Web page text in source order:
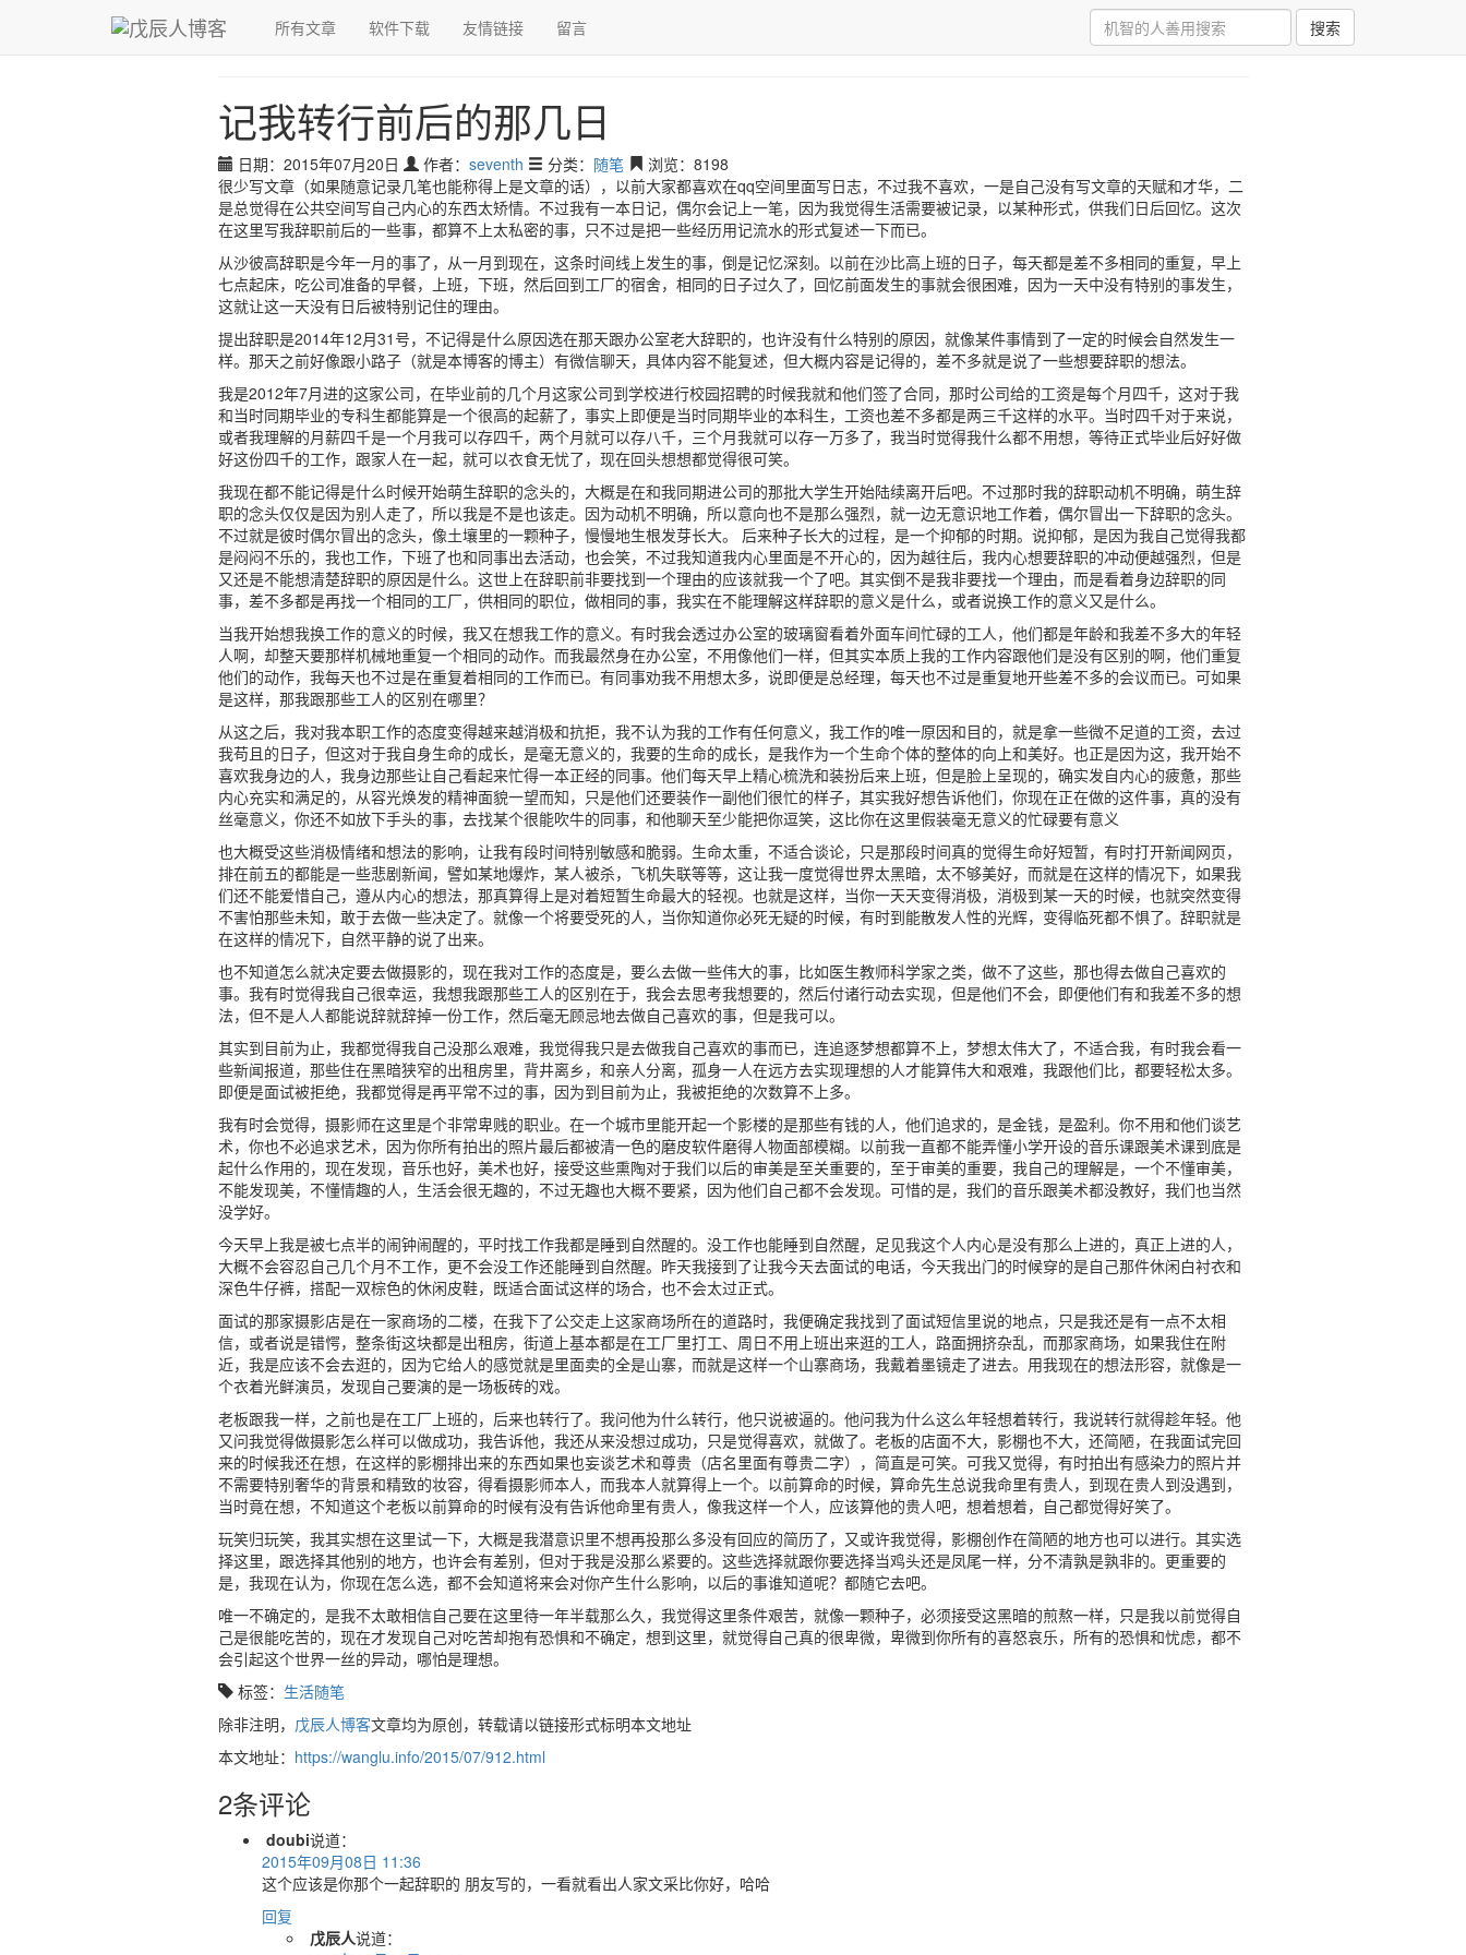
所有文章 软件下载 友情链接 留言 搜索
青，取之于蓝而青于蓝；冰，水为之而寒于水。
记我转行前后的那几日
日期：2015年07月20日 作者： seventh 分类： 随笔
浏览：8198
很少写文章（如果随意记录几笔也能称得上是文章的话），以前大家都喜欢在qq空间里面写日志，不过我不喜欢，一是自己没有写文章的天赋和才华，二
是总觉得在公共空间写自己内心的东西太矫情。不过我有一本日记，偶尔会记上一笔，因为我觉得生活需要被记录，以某种形式，供我们日后回忆。这次
在这里写我辞职前后的一些事，都算不上太私密的事，只不过是把一些经历用记流水的形式复述一下而已。
从沙彼高辞职是今年一月的事了，从一月到现在，这条时间线上发生的事，倒是记忆深刻。以前在沙比高上班的日子，每天都是差不多相同的重复，早上
七点起床，吃公司准备的早餐，上班，下班，然后回到工厂的宿舍，相同的日子过久了，回忆前面发生的事就会很困难，因为一天中没有特别的事发生，
这就让这一天没有日后被特别记住的理由。
提出辞职是2014年12月31号，不记得是什么原因选在那天跟办公室老大辞职的，也许没有什么特别的原因，就像某件事情到了一定的时候会自然发生一
样。那天之前好像跟小路子（就是本博客的博主）有微信聊天，具体内容不能复述，但大概内容是记得的，差不多就是说了一些想要辞职的想法。
我是2012年7月进的这家公司，在毕业前的几个月这家公司到学校进行校园招聘的时候我就和他们签了合同，那时公司给的工资是每个月四千，这对于我
和当时同期毕业的专科生都能算是一个很高的起薪了，事实上即便是当时同期毕业的本科生，工资也差不多都是两三千这样的水平。当时四千对于来说，
或者我理解的月薪四千是一个月我可以存四千，两个月就可以存八千，三个月我就可以存一万多了，我当时觉得我什么都不用想，等待正式毕业后好好做
好这份四千的工作，跟家人在一起，就可以衣食无忧了，现在回头想想都觉得很可笑。
我现在都不能记得是什么时候开始萌生辞职的念头的，大概是在和我同期进公司的那批大学生开始陆续离开后吧。不过那时我的辞职动机不明确，萌生辞
职的念头仅仅是因为别人走了，所以我是不是也该走。因为动机不明确，所以意向也不是那么强烈，就一边无意识地工作着，偶尔冒出一下辞职的念头。
不过就是彼时偶尔冒出的念头，像土壤里的一颗种子，慢慢地生根发芽长大。 后来种子长大的过程，是一个抑郁的时期。说抑郁，是因为我自己觉得我都
是闷闷不乐的，我也工作，下班了也和同事出去活动，也会笑，不过我知道我内心里面是不开心的，因为越往后，我内心想要辞职的冲动便越强烈，但是
又还是不能想清楚辞职的原因是什么。这世上在辞职前非要找到一个理由的应该就我一个了吧。其实倒不是我非要找一个理由，而是看着身边辞职的同
事，差不多都是再找一个相同的工厂，供相同的职位，做相同的事，我实在不能理解这样辞职的意义是什么，或者说换工作的意义又是什么。
当我开始想我换工作的意义的时候，我又在想我工作的意义。有时我会透过办公室的玻璃窗看着外面车间忙碌的工人，他们都是年龄和我差不多大的年轻
人啊，却整天要那样机械地重复一个相同的动作。而我最然身在办公室，不用像他们一样，但其实本质上我的工作内容跟他们是没有区别的啊，他们重复
他们的动作，我每天也不过是在重复着相同的工作而已。有同事劝我不用想太多，说即便是总经理，每天也不过是重复地开些差不多的会议而已。可如果
是这样，那我跟那些工人的区别在哪里？
从这之后，我对我本职工作的态度变得越来越消极和抗拒，我不认为我的工作有任何意义，我工作的唯一原因和目的，就是拿一些微不足道的工资，去过
我苟且的日子，但这对于我自身生命的成长，是毫无意义的，我要的生命的成长，是我作为一个生命个体的整体的向上和美好。也正是因为这，我开始不
喜欢我身边的人，我身边那些让自己看起来忙得一本正经的同事。他们每天早上精心梳洗和装扮后来上班，但是脸上呈现的，确实发自内心的疲惫，那些
内心充实和满足的，从容光焕发的精神面貌一望而知，只是他们还要装作一副他们很忙的样子，其实我好想告诉他们，你现在正在做的这件事，真的没有
丝毫意义，你还不如放下手头的事，去找某个很能吹牛的同事，和他聊天至少能把你逗笑，这比你在这里假装毫无意义的忙碌要有意义
也大概受这些消极情绪和想法的影响，让我有段时间特别敏感和脆弱。生命太重，不适合谈论，只是那段时间真的觉得生命好短暂，有时打开新闻网页，
排在前五的都能是一些悲剧新闻，譬如某地爆炸，某人被杀，飞机失联等等，这让我一度觉得世界太黑暗，太不够美好，而就是在这样的情况下，如果我
们还不能爱惜自己，遵从内心的想法，那真算得上是对着短暂生命最大的轻视。也就是这样，当你一天天变得消极，消极到某一天的时候，也就突然变得
不害怕那些未知，敢于去做一些决定了。就像一个将要受死的人，当你知道你必死无疑的时候，有时到能散发人性的光辉，变得临死都不惧了。辞职就是
在这样的情况下，自然平静的说了出来。
也不知道怎么就决定要去做摄影的，现在我对工作的态度是，要么去做一些伟大的事，比如医生教师科学家之类，做不了这些，那也得去做自己喜欢的
事。我有时觉得我自己很幸运，我想我跟那些工人的区别在于，我会去思考我想要的，然后付诸行动去实现，但是他们不会，即便他们有和我差不多的想
法，但不是人人都能说辞就辞掉一份工作，然后毫无顾忌地去做自己喜欢的事，但是我可以。
其实到目前为止，我都觉得我自己没那么艰难，我觉得我只是去做我自己喜欢的事而已，连追逐梦想都算不上，梦想太伟大了，不适合我，有时我会看一
些新闻报道，那些住在黑暗狭窄的出租房里，背井离乡，和亲人分离，孤身一人在远方去实现理想的人才能算伟大和艰难，我跟他们比，都要轻松太多。
即便是面试被拒绝，我都觉得是再平常不过的事，因为到目前为止，我被拒绝的次数算不上多。
我有时会觉得，摄影师在这里是个非常卑贱的职业。在一个城市里能开起一个影楼的是那些有钱的人，他们追求的，是金钱，是盈利。你不用和他们谈艺
术，你也不必追求艺术，因为你所有拍出的照片最后都被清一色的磨皮软件磨得人物面部模糊。以前我一直都不能弄懂小学开设的音乐课跟美术课到底是
起什么作用的，现在发现，音乐也好，美术也好，接受这些熏陶对于我们以后的审美是至关重要的，至于审美的重要，我自己的理解是，一个不懂审美，
不能发现美，不懂情趣的人，生活会很无趣的，不过无趣也大概不要紧，因为他们自己都不会发现。可惜的是，我们的音乐跟美术都没教好，我们也当然
没学好。
今天早上我是被七点半的闹钟闹醒的，平时找工作我都是睡到自然醒的。没工作也能睡到自然醒，足见我这个人内心是没有那么上进的，真正上进的人，
大概不会容忍自己几个月不工作，更不会没工作还能睡到自然醒。昨天我接到了让我今天去面试的电话，今天我出门的时候穿的是自己那件休闲白衬衣和
深色牛仔裤，搭配一双棕色的休闲皮鞋，既适合面试这样的场合，也不会太过正式。
面试的那家摄影店是在一家商场的二楼，在我下了公交走上这家商场所在的道路时，我便确定我找到了面试短信里说的地点，只是我还是有一点不太相
信，或者说是错愕，整条街这块都是出租房，街道上基本都是在工厂里打工、周日不用上班出来逛的工人，路面拥挤杂乱，而那家商场，如果我住在附
近，我是应该不会去逛的，因为它给人的感觉就是里面卖的全是山寨，而就是这样一个山寨商场，我戴着墨镜走了进去。用我现在的想法形容，就像是一
个衣着光鲜演员，发现自己要演的是一场板砖的戏。
老板跟我一样，之前也是在工厂上班的，后来也转行了。我问他为什么转行，他只说被逼的。他问我为什么这么年轻想着转行，我说转行就得趁年轻。他
又问我觉得做摄影怎么样可以做成功，我告诉他，我还从来没想过成功，只是觉得喜欢，就做了。老板的店面不大，影棚也不大，还简陋，在我面试完回
来的时候我还在想，在这样的影棚排出来的东西如果也妄谈艺术和尊贵（店名里面有尊贵二字），简直是可笑。可我又觉得，有时拍出有感染力的照片并
不需要特别奢华的背景和精致的妆容，得看摄影师本人，而我本人就算得上一个。以前算命的时候，算命先生总说我命里有贵人，到现在贵人到没遇到，
当时竟在想，不知道这个老板以前算命的时候有没有告诉他命里有贵人，像我这样一个人，应该算他的贵人吧，想着想着，自己都觉得好笑了。
玩笑归玩笑，我其实想在这里试一下，大概是我潜意识里不想再投那么多没有回应的简历了，又或许我觉得，影棚创作在简陋的地方也可以进行。其实选
择这里，跟选择其他别的地方，也许会有差别，但对于我是没那么紧要的。这些选择就跟你要选择当鸡头还是凤尾一样，分不清孰是孰非的。更重要的
是，我现在认为，你现在怎么选，都不会知道将来会对你产生什么影响，以后的事谁知道呢？都随它去吧。
唯一不确定的，是我不太敢相信自己要在这里待一年半载那么久，我觉得这里条件艰苦，就像一颗种子，必须接受这黑暗的煎熬一样，只是我以前觉得自
己是很能吃苦的，现在才发现自己对吃苦却抱有恐惧和不确定，想到这里，就觉得自己真的很卑微，卑微到你所有的喜怒哀乐，所有的恐惧和忧虑，都不
会引起这个世界一丝的异动，哪怕是理想。
标签： 生活随笔
除非注明， 戊辰人博客文章均为原创，转载请以链接形式标明本文地址
本文地址： https://wanglu.info/2015/07/912.html
2条评论
doubi说道：
2015年09月08日 11:36
这个应该是你那个一起辞职的 朋友写的，一看就看出人家文采比你好，哈哈
回复
戊辰人说道：